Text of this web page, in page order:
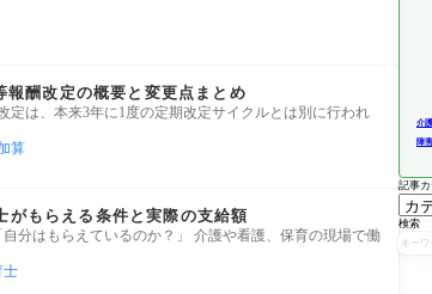
酬改定の概要と変更点まとめ
定は、本来3年に1度の定期改定サイクルとは別に行われ
算
がもらえる条件と実際の支給額
分はもらえているのか？」 介護や看護、保育の現場で働
士
介
障
記事
検索